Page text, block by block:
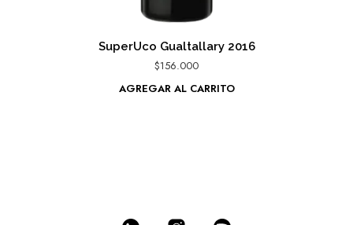
SuperUco Gualtallary 2016
$156.000
AGREGAR AL CARRITO